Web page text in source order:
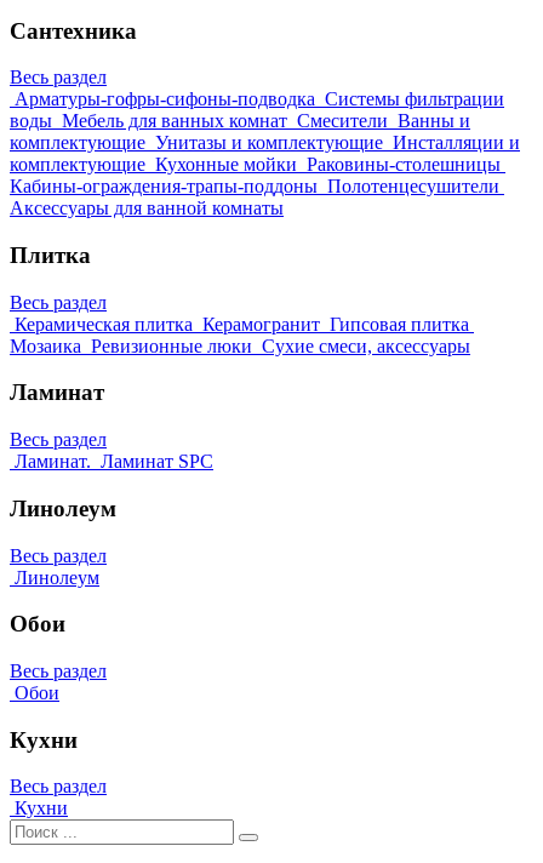
Сантехника
Весь раздел
Арматуры-гофры-сифоны-подводка Системы фильтрации
воды Мебель для ванных комнат Смесители Ванны и
комплектующие Унитазы и комплектующие Инсталляции и
комплектующие Кухонные мойки Раковины-столешницы
Кабины-ограждения-трапы-поддоны Полотенцесушители
Аксессуары для ванной комнаты
Плитка
Весь раздел
Керамическая плитка Керамогранит Гипсовая плитка
Мозаика Ревизионные люки Сухие смеси, аксессуары
Ламинат
Весь раздел
Ламинат. Ламинат SPC
Линолеум
Весь раздел
Линолеум
Обои
Весь раздел
Обои
Кухни
Весь раздел
Кухни